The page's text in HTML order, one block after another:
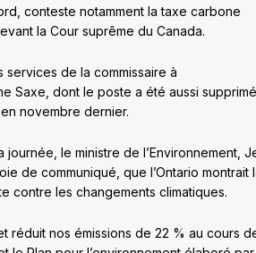
conteste notamment la taxe carbone
la Cour suprême du Canada.
services de la commissaire à
Saxe, dont le poste a été aussi
novembre dernier.
journée, le ministre de l’Environnement,
de communiqué, que l’Ontario montrait
contre les changements climatiques.
réduit nos émissions de 22 % au cours